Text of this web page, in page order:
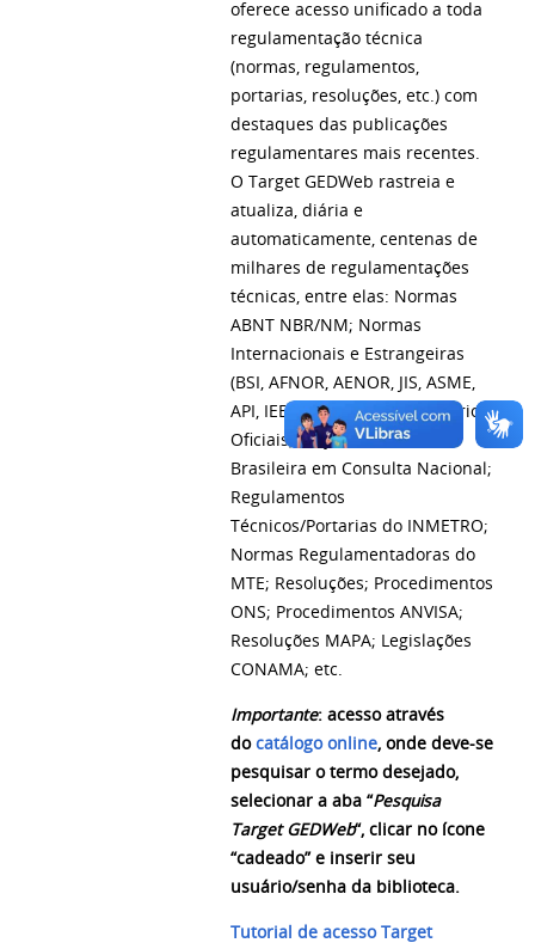
oferece acesso unificado a toda
regulamentação técnica
(normas, regulamentos,
portarias, resoluções, etc.) com
destaques das publicações
regulamentares mais recentes.
O Target GEDWeb rastreia e
atualiza, diária e
automaticamente, centenas de
milhares de regulamentações
técnicas, entre elas: Normas
ABNT NBR/NM; Normas
Internacionais e Estrangeiras
(BSI, AFNOR, AENOR, JIS, ASME,
API, IEEE, NFPA e outras); Diários
Oficiais; Projetos de Norma
Brasileira em Consulta Nacional;
Regulamentos
Técnicos/Portarias do INMETRO;
Normas Regulamentadoras do
MTE; Resoluções; Procedimentos
ONS; Procedimentos ANVISA;
Resoluções MAPA; Legislações
CONAMA; etc.
Importante: acesso através
docatálogo online, onde deve-se
pesquisar o termo desejado,
selecionar a aba “Pesquisa
Target GEDWeb“, clicar no ícone
“cadeado” e inserir seu
usuário/senha da biblioteca.
Tutorial de acesso Target